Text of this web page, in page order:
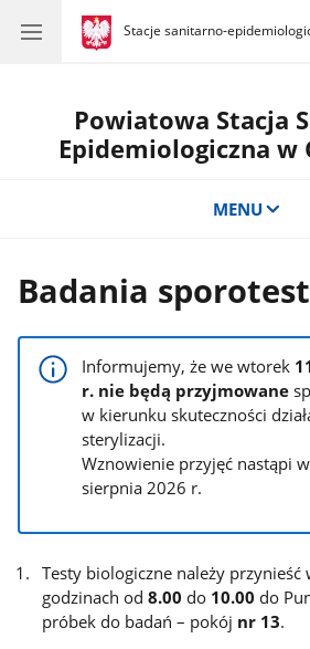
gov.pl
Stacje sanitarno-
gov.pl
Stacje
Powiatowa Stacja
Epidemiologiczna w
MENU
Badania
Informujemy, że we wtorek
r. nie będą przyjmowane
w kierunku skuteczności
sterylizacji.
Wznowienie przyjęć nastąpi
sierpnia 2026 r.
Testy biologiczne należy
godzinach od8.00 do 10.00 do
próbek do badań – pokój nr 13.